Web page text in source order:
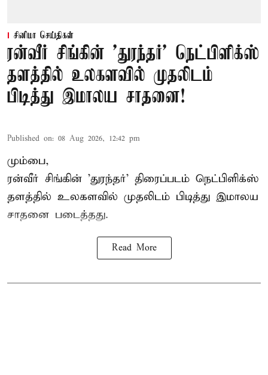
சினிமா செய்திகள்
ரன்வீர் சிங்கின் 'துரந்தர்' நெட்பிளிக்ஸ்
தளத்தில் உலகளவில் முதலிடம்
பிடித்து இமாலய சாதனை!
Published on: 08 Aug 2026, 12:42 pm
மும்பை,
ரன்வீர் சிங்கின் 'துரந்தர்' திரைப்படம் நெட்பிளிக்ஸ்
தளத்தில் உலகளவில் முதலிடம் பிடித்து இமாலய
சாதனை படைத்தது.
Read More